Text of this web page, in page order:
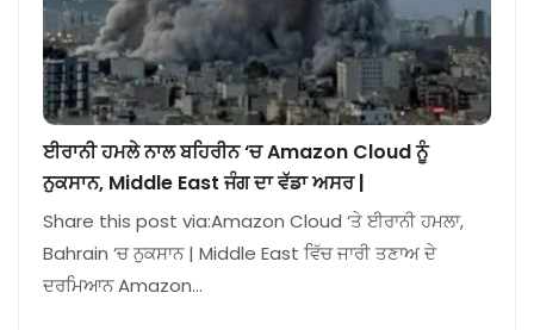
ਈਰਾਨੀ ਹਮਲੇ ਨਾਲ ਬਹਿਰੀਨ ‘ਚ Amazon Cloud ਨੂੰ
ਨੁਕਸਾਨ, Middle East ਜੰਗ ਦਾ ਵੱਡਾ ਅਸਰ |
Share this post via:Amazon Cloud ‘ਤੇ ਈਰਾਨੀ ਹਮਲਾ,
Bahrain ‘ਚ ਨੁਕਸਾਨ | Middle East ਵਿੱਚ ਜਾਰੀ ਤਣਾਅ ਦੇ
ਦਰਮਿਆਨ Amazon…